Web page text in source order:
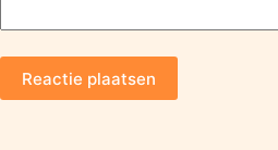
Reactie plaatsen